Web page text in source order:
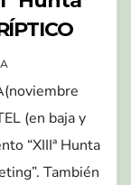
(en baja y
“XIIIª Hunta
También